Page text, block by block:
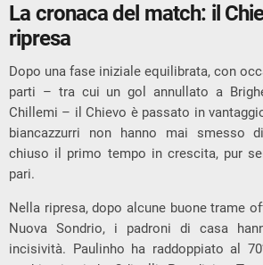
La cronaca del match: il
ripresa
Dopo una fase iniziale equilibrata, con
parti – tra cui un gol annullato a
Chillemi – il Chievo è passato in
biancazzurri non hanno mai smesso
chiuso il primo tempo in crescita, pur
pari.
Nella ripresa, dopo alcune buone trame
Nuova Sondrio, i padroni di casa
incisività. Paulinho ha raddoppiato al